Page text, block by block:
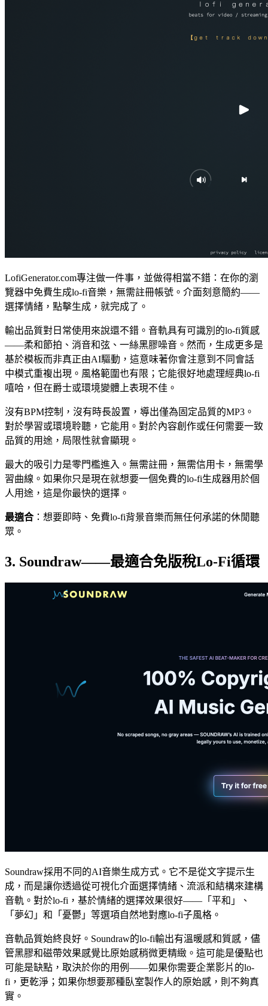
LofiGenerator.com專注做一件事，並做得相當不錯：在你的瀏
覽器中免費生成lo-fi音樂，無需註冊帳號。介面刻意簡約——
選擇情緒，點擊生成，就完成了。
輸出品質對日常使用來說還不錯。音軌具有可識別的lo-fi質感
——柔和節拍、消音和弦、一絲黑膠噪音。然而，生成更多是
基於模板而非真正由AI驅動，這意味著你會注意到不同會話
中模式重複出現。風格範圍也有限；它能很好地處理經典lo-fi
嘻哈，但在爵士或環境變體上表現不佳。
沒有BPM控制，沒有時長設置，導出僅為固定品質的MP3。
對於學習或環境聆聽，它能用。對於內容創作或任何需要一致
品質的用途，局限性就會顯現。
最大的吸引力是零門檻進入。無需註冊，無需信用卡，無需學
習曲線。如果你只是現在就想要一個免費的lo-fi生成器用於個
人用途，這是你最快的選擇。
最適合 ：想要即時、免費lo-fi背景音樂而無任何承諾的休閒聽
眾。
3. Soundraw——最適合免版稅Lo-Fi循環
Soundraw採用不同的AI音樂生成方式。它不是從文字提示生
成，而是讓你透過從可視化介面選擇情緒、流派和結構來建構
音軌。對於lo-fi，基於情緒的選擇效果很好——「平和」、
「夢幻」和「憂鬱」等選項自然地對應lo-fi子風格。
音軌品質始終良好。Soundraw的lo-fi輸出有溫暖感和質感，儘
管黑膠和磁帶效果感覺比原始感稍微更精緻。這可能是優點也
可能是缺點，取決於你的用例——如果你需要企業影片的lo-
fi，更乾淨；如果你想要那種臥室製作人的原始感，則不夠真
實。